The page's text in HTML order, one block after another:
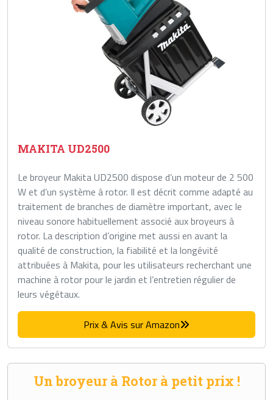
MAKITA UD2500
Le broyeur Makita UD2500 dispose d’un moteur de 2 500
W et d’un système à rotor. Il est décrit comme adapté au
traitement de branches de diamètre important, avec le
niveau sonore habituellement associé aux broyeurs à
rotor. La description d’origine met aussi en avant la
qualité de construction, la fiabilité et la longévité
attribuées à Makita, pour les utilisateurs recherchant une
machine à rotor pour le jardin et l’entretien régulier de
leurs végétaux.
Prix & Avis sur Amazon
Un broyeur à Rotor à petit prix !